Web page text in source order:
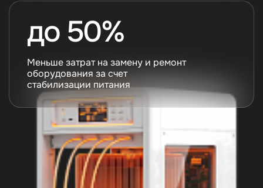
до 50%
Меньше затрат на замену и ремонт
оборудования за счет
стабилизации питания